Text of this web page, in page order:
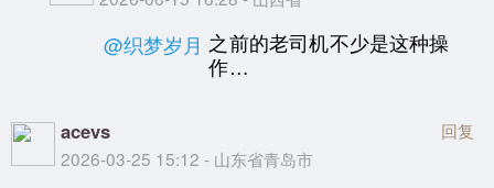
@织梦岁月 之前的老司机不少是这种操
作…
acevs
2026-03-25 15:12 - 山东省青岛市
回复